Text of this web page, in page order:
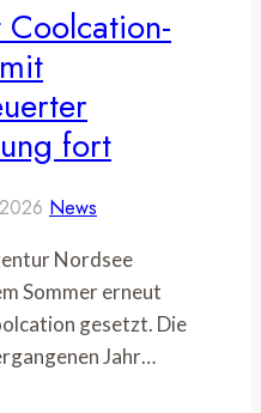
fort
News
Nordsee
Sommer erneut
gesetzt. Die
Jahr…